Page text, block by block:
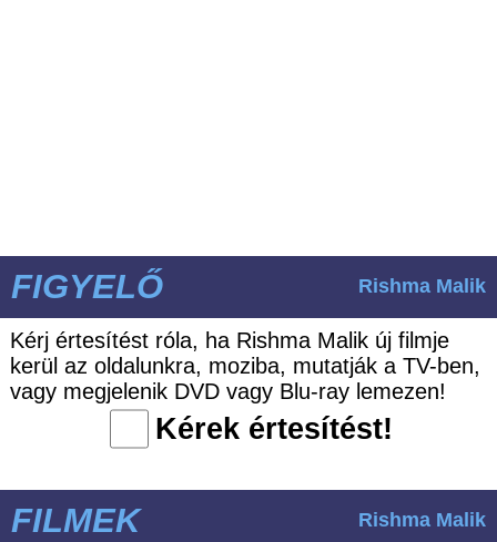
FIGYELŐ Rishma Malik
Kérj értesítést róla, ha Rishma Malik új filmje
kerül az oldalunkra, moziba, mutatják a TV-ben,
vagy megjelenik DVD vagy Blu-ray lemezen!
Kérek értesítést!
FILMEK Rishma Malik